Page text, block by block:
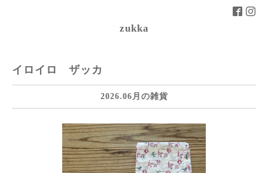
zukka
イロイロ ザッカ
2026.06月の雑貨